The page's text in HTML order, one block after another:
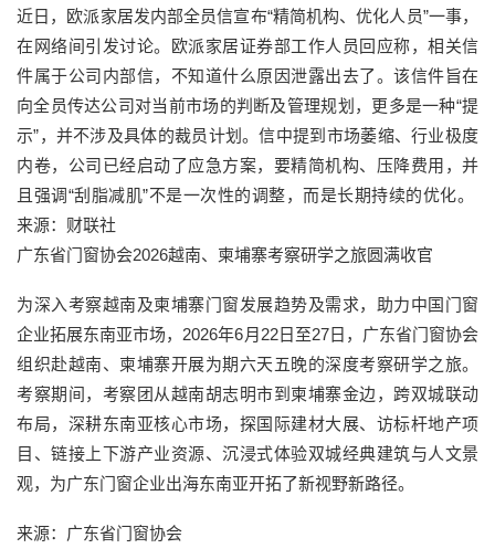
近日，欧派家居发内部全员信宣布“精简机构、优化人员”一事，
在网络间引发讨论。欧派家居证券部工作人员回应称，相关信
件属于公司内部信，不知道什么原因泄露出去了。该信件旨在
向全员传达公司对当前市场的判断及管理规划，更多是一种“提
示”，并不涉及具体的裁员计划。信中提到市场萎缩、行业极度
内卷，公司已经启动了应急方案，要精简机构、压降费用，并
且强调“刮脂减肌”不是一次性的调整，而是长期持续的优化。
来源：财联社
广东省门窗协会2026越南、柬埔寨考察研学之旅圆满收官
为深入考察越南及柬埔寨门窗发展趋势及需求，助力中国门窗
企业拓展东南亚市场，2026年6月22日至27日，广东省门窗协会
组织赴越南、柬埔寨开展为期六天五晚的深度考察研学之旅。
考察期间，考察团从越南胡志明市到柬埔寨金边，跨双城联动
布局，深耕东南亚核心市场，探国际建材大展、访标杆地产项
目、链接上下游产业资源、沉浸式体验双城经典建筑与人文景
观，为广东门窗企业出海东南亚开拓了新视野新路径。
来源：广东省门窗协会